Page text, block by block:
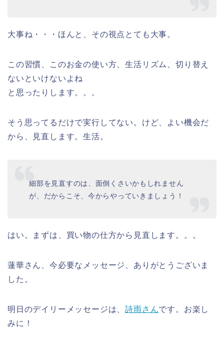
大事ね・・・ほんと、その視点とても大事。
この習慣、このお金の使い方、生活リズム、切り替え
ないといけないよね
と思ったりします。。。
そう思ってるだけで実行してない。けど、よい機会だ
から、見直します。生活。
細部を見直すのは、面倒くさいかもしれません
が、だからこそ、今からやっていきましょう！
はい。まずは、買い物の仕方から見直します。。。
蓮華さん、今必要なメッセージ、ありがとうございま
した。
明日のデイリーメッセージは、詩雨さんです。お楽し
みに！